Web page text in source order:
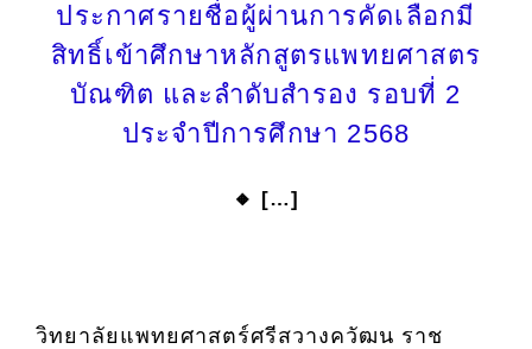
ประกาศรายชื่อผู้ผ่านการคัดเลือกมี
สิทธิ์เข้าศึกษาหลักสูตรแพทยศาสตร
บัณฑิต และลำดับสำรอง รอบที่ 2
ประจำปีการศึกษา 2568
🔸 […]
วิทยาลัยแพทยศาสตร์ศรีสวางควัฒน ราช